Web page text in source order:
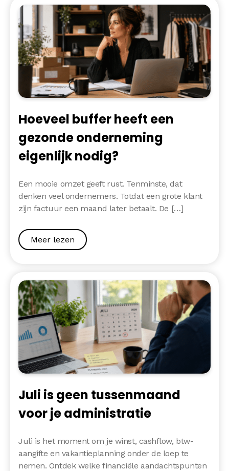
Hoeveel buffer heeft een
gezonde onderneming
eigenlijk nodig?
Een mooie omzet geeft rust. Tenminste, dat
denken veel ondernemers. Totdat een grote klant
zijn factuur een maand later betaalt. De […]
Meer lezen
Juli is geen tussenmaand
voor je administratie
Juli is het moment om je winst, cashflow, btw-
aangifte en vakantieplanning onder de loep te
nemen. Ontdek welke financiële aandachtspunten